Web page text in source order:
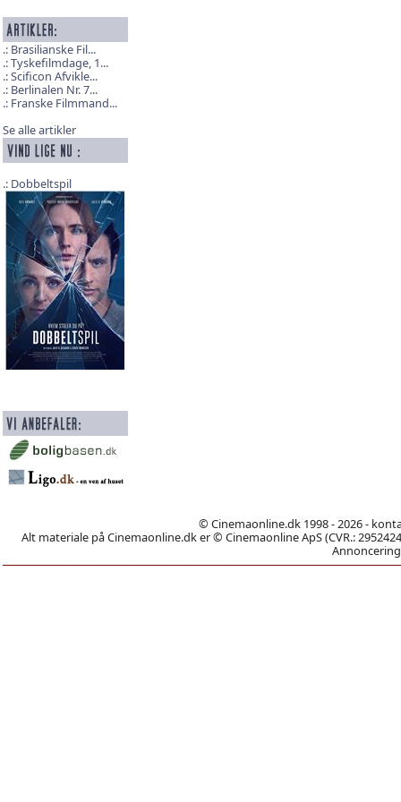
Brasilianske Fil...
Tyskefilmdage, 1...
Scificon Afvikle...
Berlinalen Nr. 7...
Franske Filmmand...
Se alle artikler
Dobbeltspil
© Cinemaonline.dk 1998 - 2026 -
Alt materiale på Cinemaonline.dk er © Cinemaonline ApS (CVR.: